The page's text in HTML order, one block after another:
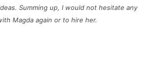
Summing up, I would not hesitate any
Magda again or to hire her.